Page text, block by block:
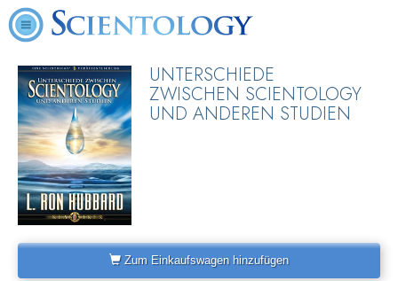
UNTERSCHIEDE
ZWISCHEN SCIENTOLOGY
UND ANDEREN STUDIEN
Zum Einkaufswagen hinzufügen